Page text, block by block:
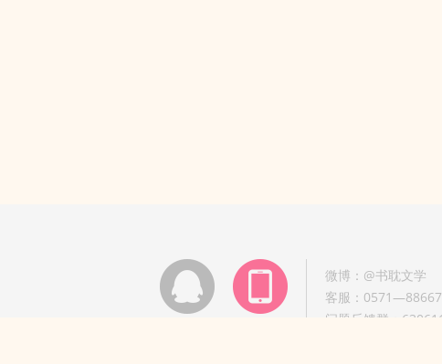
微博：@书耽文学
客服：
问题反馈群：